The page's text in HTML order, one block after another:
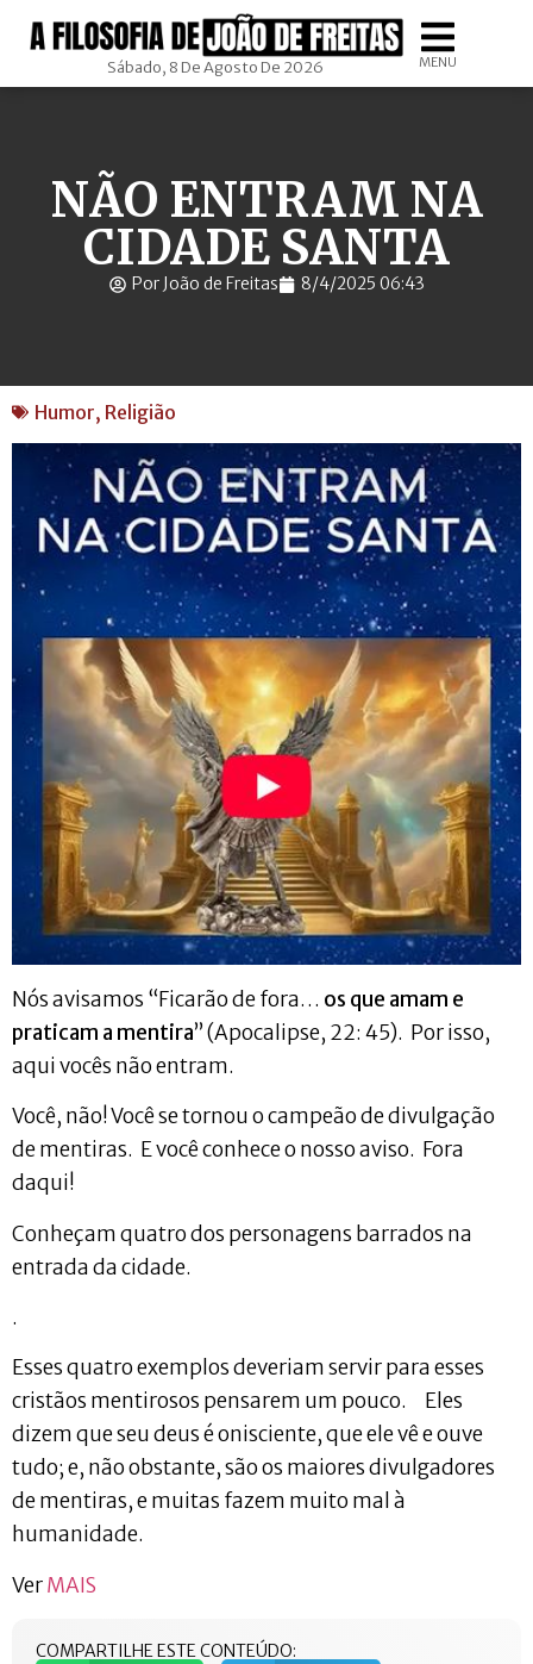
Sábado, 8 De Agosto De 2026 MENU
NÃO ENTRAM NA
CIDADE SANTA
Por João de Freitas 8/4/2025 06:43
Humor, Religião
Nós avisamos “Ficarão de fora… os que amam e
praticam a mentira” (Apocalipse, 22: 45). Por isso,
aqui vocês não entram.
Você, não! Você se tornou o campeão de divulgação
de mentiras. E você conhece o nosso aviso. Fora
daqui!
Conheçam quatro dos personagens barrados na
entrada da cidade.
.
Esses quatro exemplos deveriam servir para esses
cristãos mentirosos pensarem um pouco. Eles
dizem que seu deus é onisciente, que ele vê e ouve
tudo; e, não obstante, são os maiores divulgadores
de mentiras, e muitas fazem muito mal à
humanidade.
VerMAIS
COMPARTILHE ESTE CONTEÚDO: